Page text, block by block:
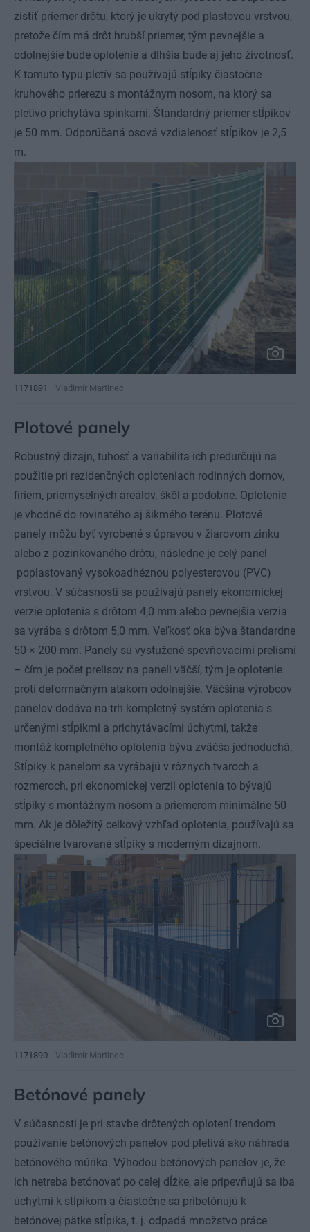
zistiť priemer drôtu, ktorý je ukrytý pod plastovou vrstvou,
pretože čím má drôt hrubší priemer, tým pevnejšie a
odolnejšie bude oplotenie a dlhšia bude aj jeho životnosť.
K tomuto typu pletív sa používajú stĺpiky čiastočne
kruhového prierezu s montážnym nosom, na ktorý sa
pletivo prichytáva spinkami. Štandardný priemer stĺpikov
je 50 mm. Odporúčaná osová vzdialenosť stĺpikov je 2,5
m.
1171891 Vladimír Martinec
Plotové panely
Robustný dizajn, tuhosť a variabilita ich predurčujú na
použitie pri rezidenčných oploteniach rodinných domov,
firiem, priemyselných areálov, škôl a podobne. Oplotenie
je vhodné do rovinatého aj šikmého terénu. Plotové
panely môžu byť vyrobené s úpravou v žiarovom zinku
alebo z pozinkovaného drôtu, následne je celý panel
poplastovaný vysokoadhéznou polyesterovou (PVC)
vrstvou. V súčasnosti sa používajú panely ekonomickej
verzie oplotenia s drôtom 4,0 mm alebo pevnejšia verzia
sa vyrába s drôtom 5,0 mm. Veľkosť oka býva štandardne
50 × 200 mm. Panely sú vystužené spevňovacími prelismi
– čím je počet prelisov na paneli väčší, tým je oplotenie
proti deformačným atakom odolnejšie. Väčšina výrobcov
panelov dodáva na trh kompletný systém oplotenia s
určenými stĺpikmi a prichytávacími úchytmi, takže
montáž kompletného oplotenia býva zväčša jednoduchá.
Stĺpiky k panelom sa vyrábajú v rôznych tvaroch a
rozmeroch, pri ekonomickej verzii oplotenia to bývajú
stĺpiky s montážnym nosom a priemerom minimálne 50
mm. Ak je dôležitý celkový vzhľad oplotenia, používajú sa
špeciálne tvarované stĺpiky s moderným dizajnom.
1171890 Vladimír Martinec
Betónové panely
V súčasnosti je pri stavbe drôtených oplotení trendom
používanie betónových panelov pod pletivá ako náhrada
betónového múrika. Výhodou betónových panelov je, že
ich netreba betónovať po celej dĺžke, ale pripevňujú sa iba
úchytmi k stĺpikom a čiastočne sa pribetónujú k
betónovej pätke stĺpika, t. j. odpadá množstvo práce